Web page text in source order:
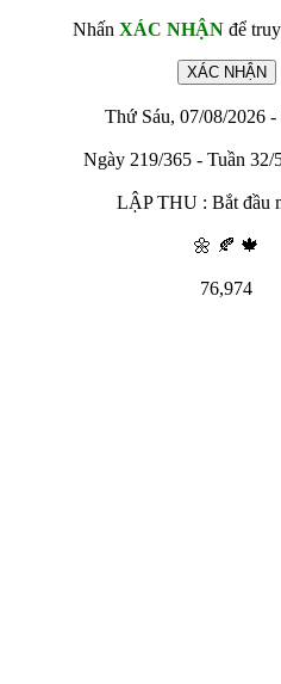
Nhấn XÁC NHẬNđể truy
Thứ Sáu, 07/08/2026 -
Ngày 219/365 - Tuần 32/
LẬP THU : Bắt đầu
🌼 🍂 🍁
76,974